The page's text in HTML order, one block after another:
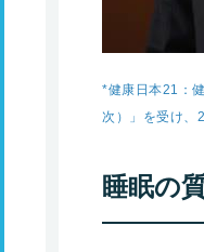
*健康日本21：
次）」を受け、
睡眠の